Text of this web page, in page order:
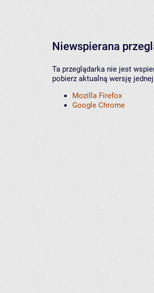
Niewspierana
Ta przeglądarka nie jest
pobierz aktualną wersję
Mozilla Firefox
Google Chrome